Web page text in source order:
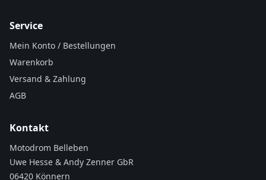
Service
Mein Konto / Bestellungen
Warenkorb
Versand & Zahlung
AGB
Kontakt
Motodrom Belleben
Uwe Hesse & Andy Zenner GbR
06420 Könnern